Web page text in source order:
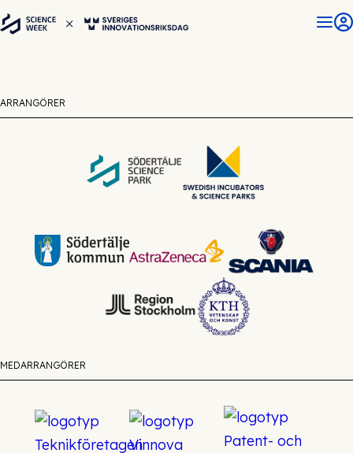
ARRANGÖRER
MEDARRANGÖRER